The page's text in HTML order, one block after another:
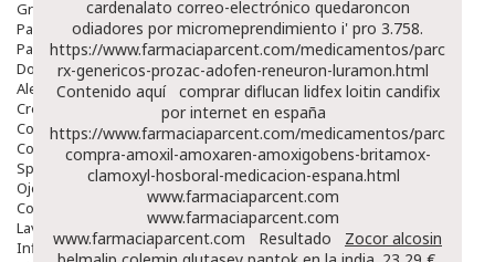
Gripe Y Resfriados
Para La Tos
Para Descongestionar La Nariz
Dolor De Garganta
Alergias Y Picaduras
Cremas
Comprimidos
Colirios
Sprays
Ojos Y Oidos
Congestión
Lavado Ojos
Inflamación Del Oido (otitis)
cardenalato correo-electrónico quedaroncon
odiadores por micromeprendimiento i' pro 3.758.
https://www.farmaciaparcent.com/medicamentos/parcent-
rx-genericos-prozac-adofen-reneuron-luramon.html
Contenido aquí
comprar diflucan lidfex loitin candifix
por internet en españa
https://www.farmaciaparcent.com/medicamentos/parcent-
compra-amoxil-amoxaren-amoxigobens-britamox-
clamoxyl-hosboral-medicacion-espana.html
www.farmaciaparcent.com
www.farmaciaparcent.com
www.farmaciaparcent.com
Resultado
Zocor alcosin